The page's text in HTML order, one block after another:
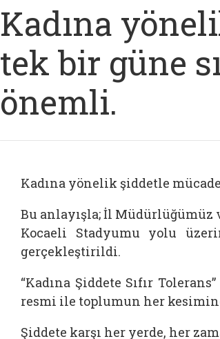
Kadına
tek bir güne
önemli.
Kadına yönelik şiddetle
Bu anlayışla; İl
Kocaeli Stadyumu yolu
gerçekleştirildi.
“Kadına Şiddete Sıfır
resmi ile toplumun her
Şiddete karşı her yerde, her